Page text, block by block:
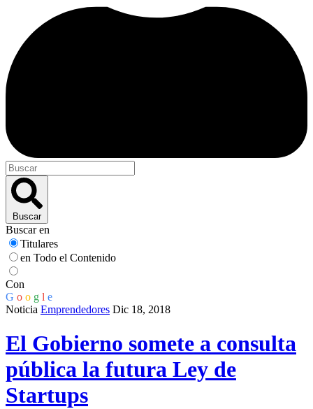
Buscar
Buscar en
Titulares
en Todo el Contenido
Con
G o o g l e
Noticia Emprendedores Dic 18, 2018
El Gobierno somete a consulta
pública la futura Ley de
Startups